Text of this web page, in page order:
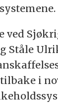
ved
Ståle
i